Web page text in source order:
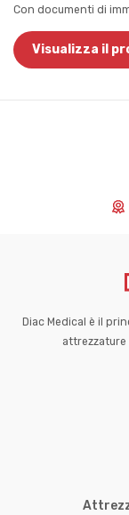
Con documenti di
Visualizza il
Diac Medical è il
attrezzature